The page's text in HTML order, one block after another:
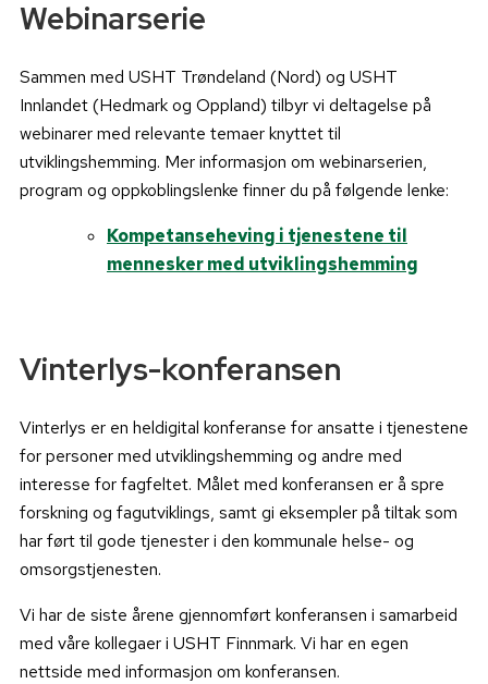
Webinarserie
Sammen med USHT Trøndeland (Nord) og USHT
Innlandet (Hedmark og Oppland) tilbyr vi deltagelse på
webinarer med relevante temaer knyttet til
utviklingshemming. Mer informasjon om webinarserien,
program og oppkoblingslenke finner du på følgende lenke:
Kompetanseheving i tjenestene til
mennesker med utviklingshemming
Vinterlys-konferansen
Vinterlys er en heldigital konferanse for ansatte i tjenestene
for personer med utviklingshemming og andre med
interesse for fagfeltet. Målet med konferansen er å spre
forskning og fagutviklings, samt gi eksempler på tiltak som
har ført til gode tjenester i den kommunale helse- og
omsorgstjenesten.
Vi har de siste årene gjennomført konferansen i samarbeid
med våre kollegaer i USHT Finnmark. Vi har en egen
nettside med informasjon om konferansen.